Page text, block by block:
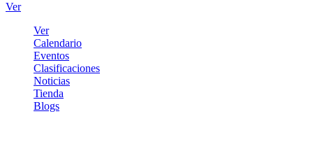
Ver
Ver
Calendario
Eventos
Clasificaciones
Noticias
Tienda
Blogs